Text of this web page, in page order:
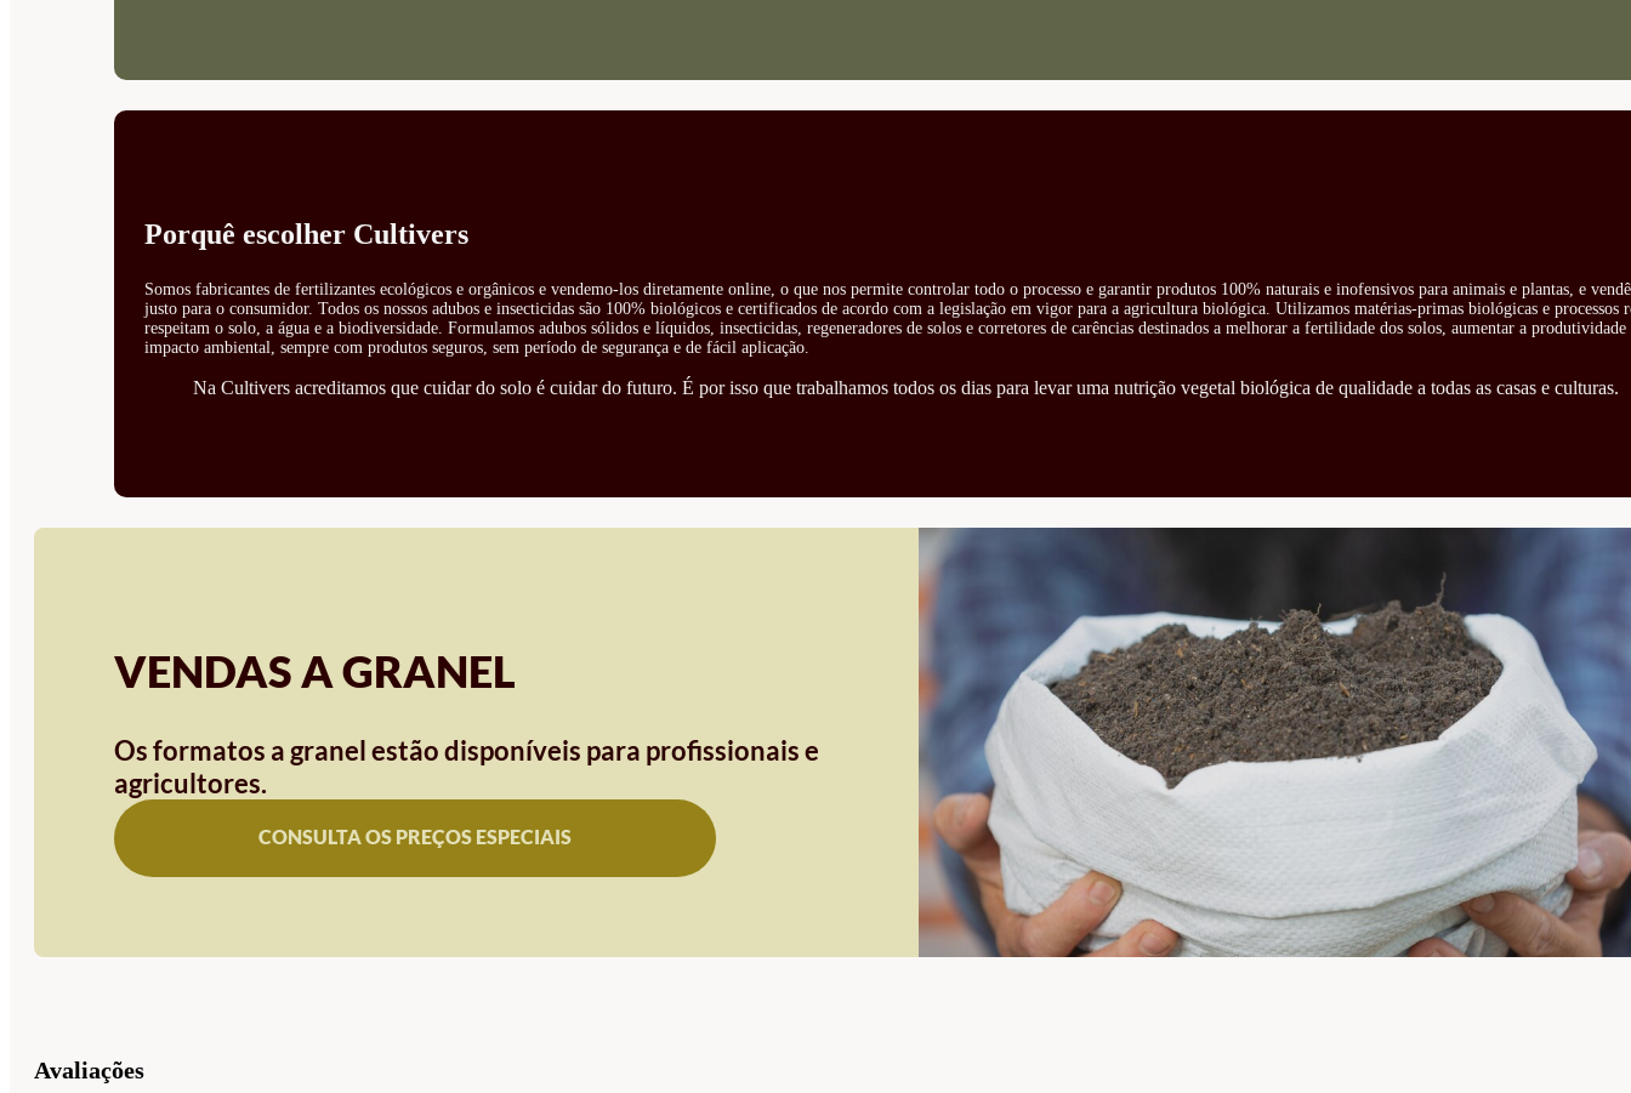
Porquê escolher Cultivers
Somos fabricantes de fertilizantes ecológicos e orgânicos e vendemo-los diretamente online, o que nos permite controlar todo o processo e garantir produtos 100% naturais e inofensivos para animais e plantas, e
justo para o consumidor. Todos os nossos adubos e insecticidas são 100% biológicos e certificados de acordo com a legislação em vigor para a agricultura biológica. Utilizamos matérias-primas biológicas e processos
respeitam o solo, a água e a biodiversidade. Formulamos adubos sólidos e líquidos, insecticidas, regeneradores de solos e corretores de carências destinados a melhorar a fertilidade dos solos, aumentar a
impacto ambiental, sempre com produtos seguros, sem período de segurança e de fácil aplicação.
Na Cultivers acreditamos que cuidar do solo é cuidar do futuro. É por isso que trabalhamos todos os dias para levar uma nutrição vegetal biológica de qualidade a todas as casas e culturas.
VENDAS A GRANEL
Os formatos a granel estão disponíveis para profissionais e
agricultores.
CONSULTA OS PREÇOS ESPECIAIS
Avaliações